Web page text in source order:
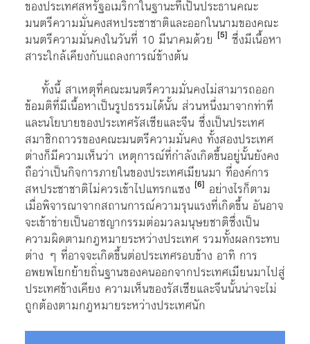
ของประเทศสหรัฐอเมริกาในฐานะที่เป็นประธานคณะ
มนตรีความมั่นคงสหประชาชาติและออกในนามของคณะ
มนตรีความมั่นคงในวันที่ 10 มีนาคมด้วย [5] ซึ่งมีเนื้อหา
สาระใกล้เคียงกับแถลงการณ์ข้างต้น
ทั้งนี้ สาเหตุที่คณะมนตรีความมั่นคงไม่สามารถออก
ข้อมติที่มีเนื้อหาเป็นรูปธรรมได้นั้น ส่วนหนึ่งมาจากท่าที
และนโยบายของประเทศรัสเซียและจีน ซึ่งเป็นประเทศ
สมาชิกถาวรของคณะมนตรีความมั่นคง ทั้งสองประเทศ
ต่างก็มีความเห็นว่า เหตุการณ์ที่กำลังเกิดขึ้นอยู่นั้นยังคง
ถือว่าเป็นกิจการภายในของประเทศเมียนมา ที่องค์การ
สหประชาชาติไม่ควรเข้าไปแทรกแซง [6] อย่างไรก็ตาม
เมื่อพิจารณาจากสถานการณ์ความรุนแรงที่เกิดขึ้น อันอาจ
จะเข้าข่ายเป็นอาชญากรรมต่อมวลมนุษยชาติซึ่งเป็น
ความผิดตามกฎหมายระหว่างประเทศ รวมทั้งผลกระทบ
ต่าง ๆ ที่อาจจะเกิดขึ้นต่อประเทศรอบข้าง อาทิ การ
อพยพโยกย้ายถิ่นฐานของคนออกจากประเทศเมียนมาไปสู่
ประเทศข้างเคียง ความเห็นของรัสเซียและจีนนั้นน่าจะไม่
ถูกต้องตามกฎหมายระหว่างประเทศนัก